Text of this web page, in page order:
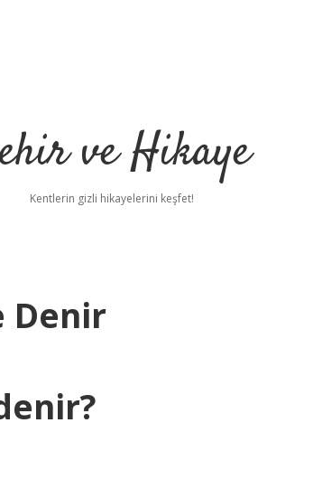
ve Hikaye
Kentlerin gizli hikayelerini keşfet!
Denir